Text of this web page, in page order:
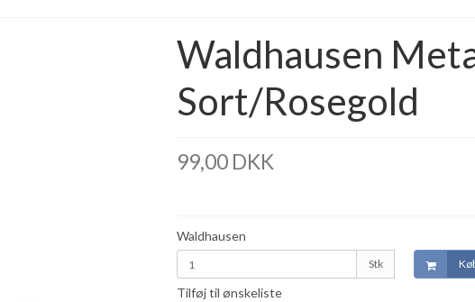
Waldhausen
Sort/Rosegold
99,00 DKK
Waldhausen
Stk
Tilføj til ønskeliste